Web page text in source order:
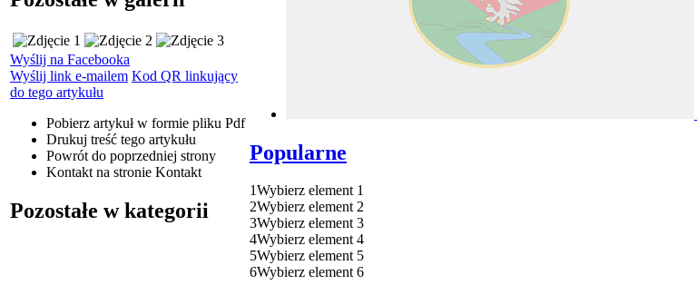
Wyślij na Facebooka
Wyślij link e-mailem Kod QR linkujący
do tego artykułu
Pobierz artykuł w formie pliku Pdf
Drukuj treść tego artykułu
Powrót do poprzedniej strony
Kontakt na stronie Kontakt
Pozostałe w kategorii
Popularne
1Wybierz element 1
2Wybierz element 2
3Wybierz element 3
4Wybierz element 4
5Wybierz element 5
6Wybierz element 6